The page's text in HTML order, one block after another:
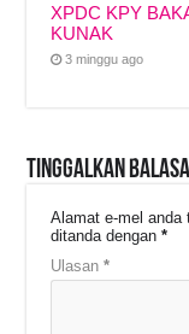
XPDC KPY
KUNAK
3 minggu ago
Tinggalkan
Alamat e-mel anda
ditanda dengan*
Ulasan*